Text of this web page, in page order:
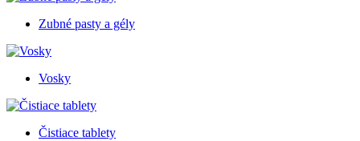
Zubné pasty a gély
Vosky
Čistiace tablety